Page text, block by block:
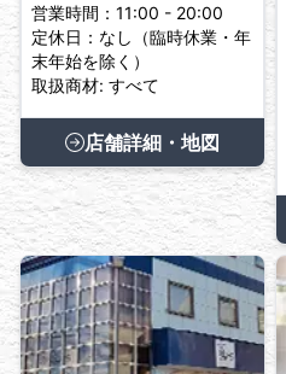
営業時間：11:00 - 20:00
定休日：なし（臨時休業・年
末年始を除く）
取扱商材: すべて
店舗詳細・地図